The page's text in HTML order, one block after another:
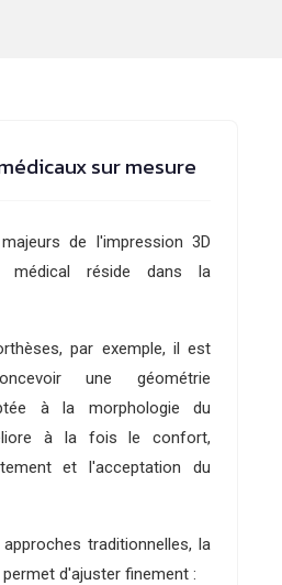
sur mesure
de l'impression 3D
médical réside dans la
par exemple, il est
une géométrie
à la morphologie du
à la fois le confort,
et l'acceptation du
traditionnelles, la
d'ajuster finement :